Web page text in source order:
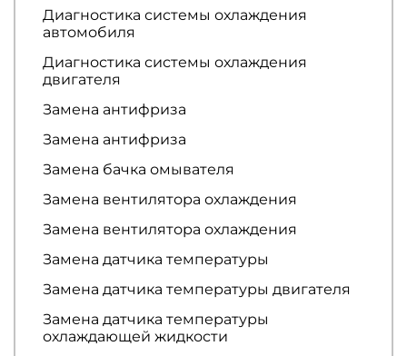
Диагностика системы охлаждения
автомобиля
Диагностика системы охлаждения
двигателя
Замена антифриза
Замена антифриза
Замена бачка омывателя
Замена вентилятора охлаждения
Замена вентилятора охлаждения
Замена датчика температуры
Замена датчика температуры двигателя
Замена датчика температуры
охлаждающей жидкости